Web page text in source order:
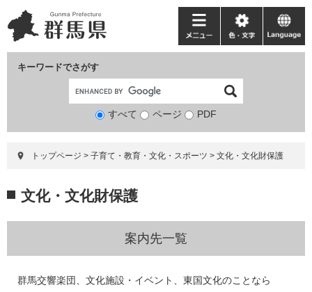
ー
ジ
ニ
ュ
て
キーワードでさがす
検
象
すべて ページ PDF
メ
ニ
ー
色・
文
language
トップページ > 子育て・教育・文化・スポーツ > 文化・文化財保護
文 文化・文化財保護
案内先一覧
群馬交響楽団、文化施設・イベント、東国文化のことなら